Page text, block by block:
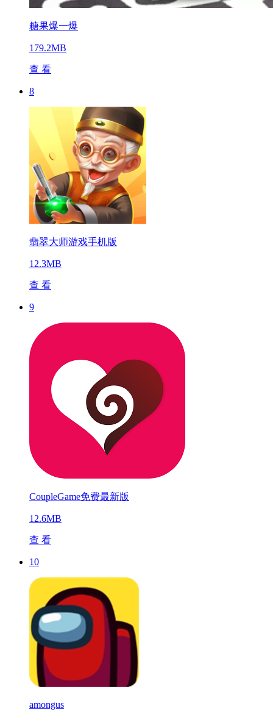
糖果爆一爆
179.2MB
查 看
8
翡翠大师游戏手机版
12.3MB
查 看
9
CoupleGame免费最新版
12.6MB
查 看
10
amongus